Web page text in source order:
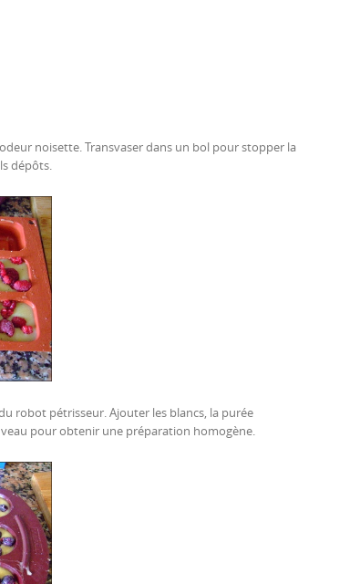
noisette. Transvaser dans un bol pour stopper la
dépôts.
robot pétrisseur. Ajouter les blancs, la purée
pour obtenir une préparation homogène.